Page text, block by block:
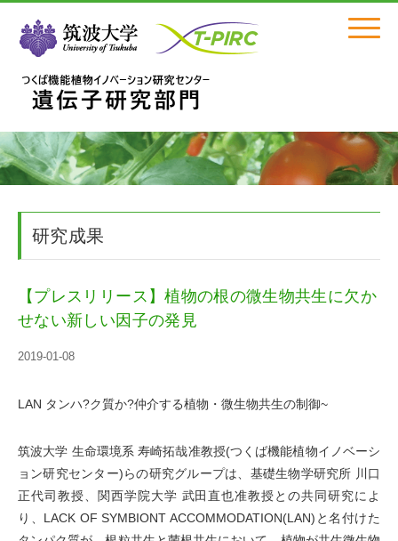
Click
研究成果
【プレスリリース】植物の根の微生物共生に欠か
せない新しい因子の発見
2019-01-08
LAN タンハ?ク質か?仲介する植物・微生物共生の制御~
筑波大学 生命環境系 寿崎拓哉准教授(つくば機能植物イノベーシ
ョン研究センター)らの研究グループは、基礎生物学研究所 川口
正代司教授、関西学院大学 武田直也准教授との共同研究によ
り、LACK OF SYMBIONT ACCOMMODATION(LAN)と名付けた